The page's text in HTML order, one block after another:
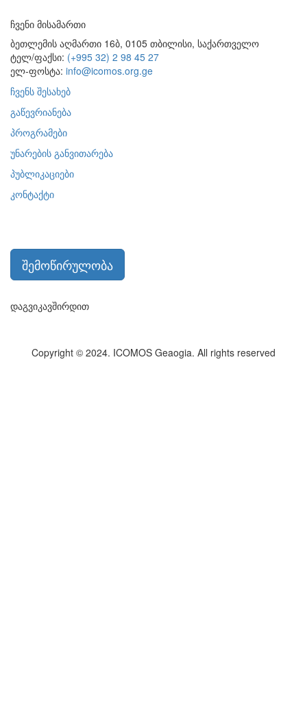
ჩვენი მისამართი
ბეთლემის აღმართი 16ბ, 0105 თბილისი, საქართველო
ტელ/ფაქსი: (+995 32) 2 98 45 27
ელ-ფოსტა: info@icomos.org.ge
ჩვენს შესახებ
გაწევრიანება
პროგრამები
უნარების განვითარება
პუბლიკაციები
კონტაქტი
შემოწირულობა
დაგვიკავშირდით
Copyright © 2024. ICOMOS Geaogia. All rights reserved